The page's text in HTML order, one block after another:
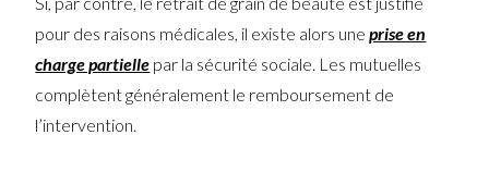
pour des raisons médicales, il existe alors uneprise en
charge partielle par la sécurité sociale. Les mutuelles
complètent généralement le remboursement de
l’intervention.